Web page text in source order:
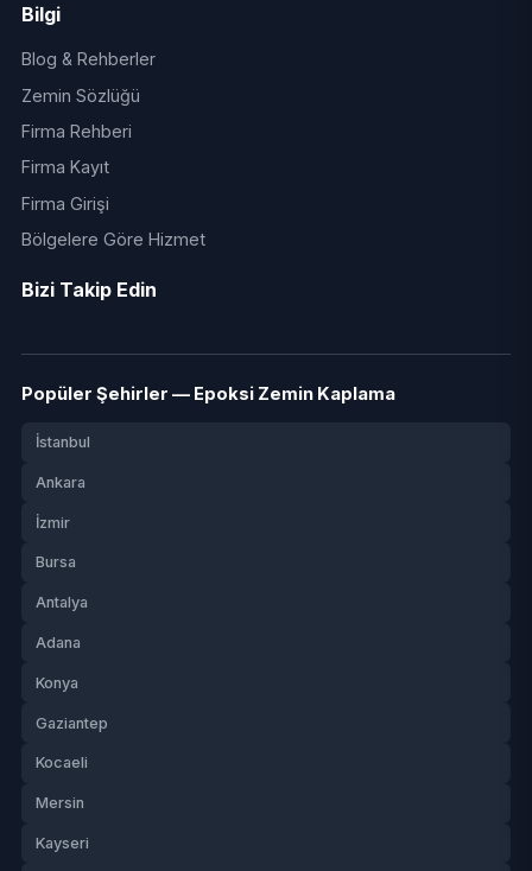
Bilgi
Blog & Rehberler
Zemin Sözlüğü
Firma Rehberi
Firma Kayıt
Firma Girişi
Bölgelere Göre Hizmet
Bizi Takip Edin
Popüler Şehirler — Epoksi Zemin Kaplama
İstanbul
Ankara
İzmir
Bursa
Antalya
Adana
Konya
Gaziantep
Kocaeli
Mersin
Kayseri